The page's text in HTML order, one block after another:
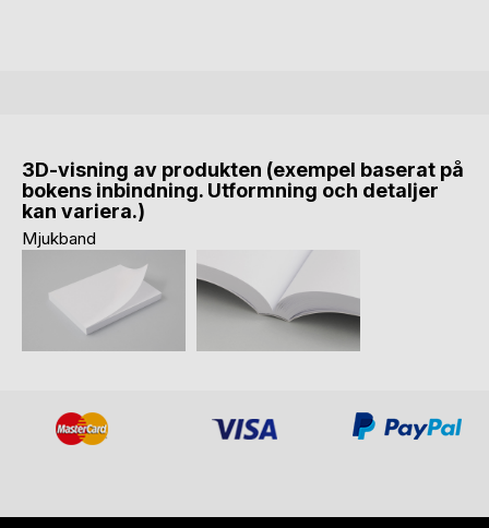
3D-visning av produkten (exempel baserat på
bokens inbindning. Utformning och detaljer
kan variera.)
Mjukband